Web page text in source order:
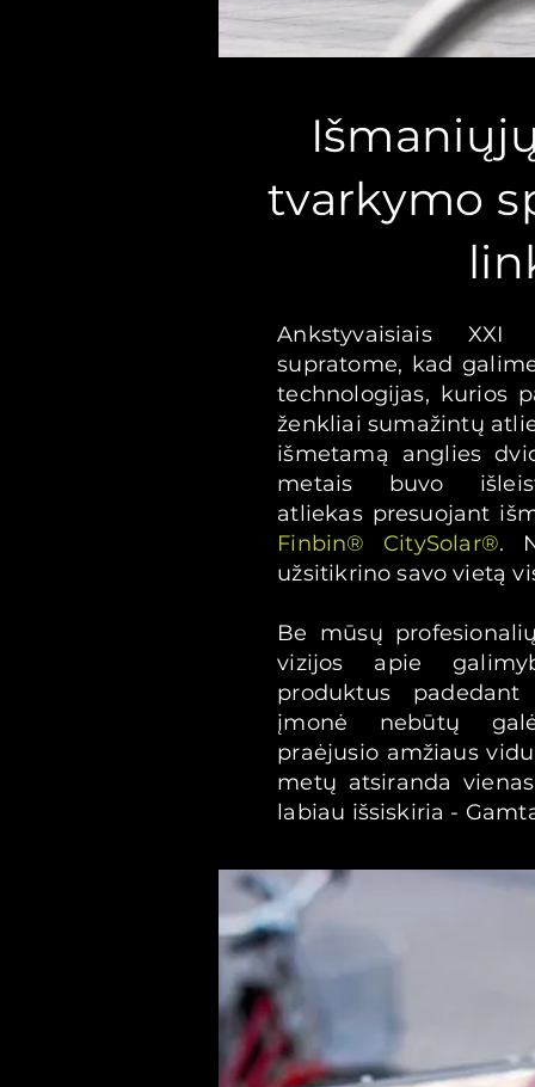
tvarkymo
Ankstyvaisiais XXI
supratome, kad
technologijas, kurios
ženkliai sumažintų
išmetamą anglies
metais buvo
atliekas presuojant
Finbin® CitySolar®.
užsitikrino savo vietą
Be mūsų
vizijos apie
produktus
įmonė nebūtų
praėjusio amžiaus
metų atsiranda
labiau išsiskiria -